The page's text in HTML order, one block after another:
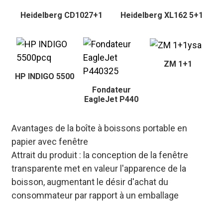
Heidelberg CD1027+1 Heidelberg XL162 5+1
HP INDIGO 5500
Fondateur
EagleJet P440
ZM 1+1
Avantages de la boîte à boissons portable en
papier avec fenêtre
Attrait du produit : la conception de la fenêtre
transparente met en valeur l'apparence de la
boisson, augmentant le désir d'achat du
consommateur par rapport à un emballage